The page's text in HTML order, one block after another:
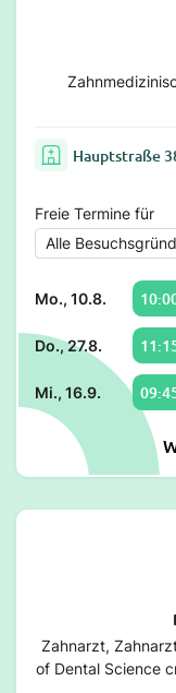
Hauptstraße
Freie Termine für
Mo., 10.8.
Do., 27.8.
Mi., 16.9.
Zahnarzt,
of Dental Science